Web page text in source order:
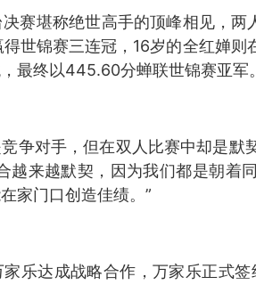
赛堪称绝世高手的顶峰相见，两
世锦赛三连冠，16岁的全红婵则
最终以445.60分蝉联世锦赛亚军。
争对手，但在双人比赛中却是默
越来越默契，因为我们都是朝着
家门口创造佳绩。”
乐达成战略合作，万家乐正式